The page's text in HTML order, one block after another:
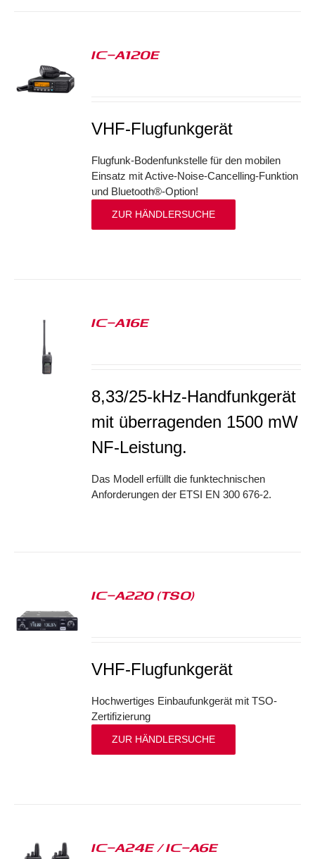
IC-A120E
VHF-Flugfunkgerät
Flugfunk-Bodenfunkstelle für den mobilen
Einsatz mit Active-Noise-Cancelling-Funktion
und Bluetooth®-Option!
ZUR HÄNDLERSUCHE
IC-A16E
8,33/25-kHz-Handfunkgerät
mit überragenden 1500 mW
NF-Leistung.
Das Modell erfüllt die funktechnischen
Anforderungen der ETSI EN 300 676-2.
IC-A220 (TSO)
VHF-Flugfunkgerät
Hochwertiges Einbaufunkgerät mit TSO-
Zertifizierung
ZUR HÄNDLERSUCHE
IC-A24E / IC-A6E